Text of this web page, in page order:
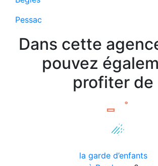
Pessac
Dans cette
pouvez
profiter de
la garde d’enfants